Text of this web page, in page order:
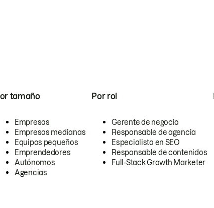
tamaño
Empresas
Empresas medianas
Equipos pequeños
Emprendedores
Autónomos
Agencias
Por rol
Gerente de negocio
Responsable de agencia
Especialista en SEO
Responsable de contenidos
Full-Stack Growth Marketer